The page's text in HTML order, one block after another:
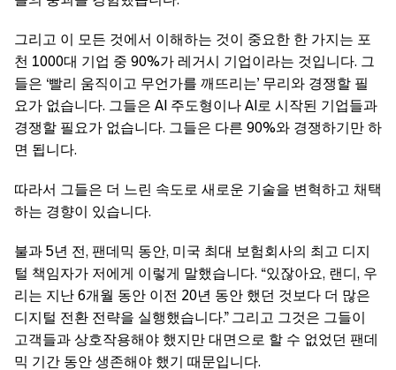
그리고 이 모든 것에서 이해하는 것이 중요한 한 가지는 포
천 1000대 기업 중 90%가 레거시 기업이라는 것입니다. 그
들은 ‘빨리 움직이고 무언가를 깨뜨리는’ 무리와 경쟁할 필
요가 없습니다. 그들은 AI 주도형이나 AI로 시작된 기업들과
경쟁할 필요가 없습니다. 그들은 다른 90%와 경쟁하기만 하
면 됩니다.
따라서 그들은 더 느린 속도로 새로운 기술을 변혁하고 채택
하는 경향이 있습니다.
불과 5년 전, 팬데믹 동안, 미국 최대 보험회사의 최고 디지
털 책임자가 저에게 이렇게 말했습니다. “있잖아요, 랜디, 우
리는 지난 6개월 동안 이전 20년 동안 했던 것보다 더 많은
디지털 전환 전략을 실행했습니다.” 그리고 그것은 그들이
고객들과 상호작용해야 했지만 대면으로 할 수 없었던 팬데
믹 기간 동안 생존해야 했기 때문입니다.